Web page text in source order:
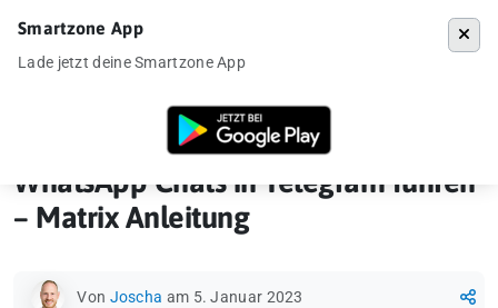
WhatsApp Chats in Telegram führen – Matrix
WhatsApp Chats in Telegram führen
– Matrix Anleitung
Von Joscha am 5. Januar 2023
Smartzone App
Lade jetzt deine Smartzone App